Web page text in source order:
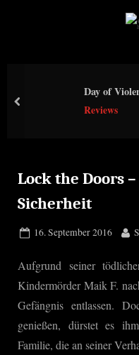
Day of
Reviews
prev
Lock the Doors
Sicherheit
Posted
16. September 2016
Aufgrund seiner
Kindermörder Maik F.
Gefängnis entlassen.
genießen, dürstet es
Familie, die an seiner